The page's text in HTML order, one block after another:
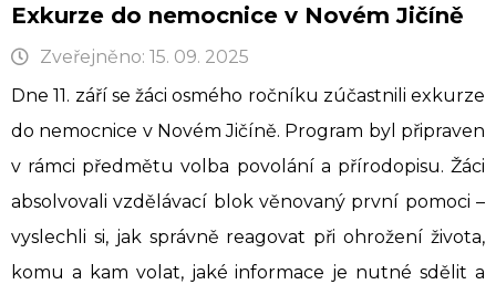
Exkurze do nemocnice v Novém Jičíně
Zveřejněno: 15. 09. 2025
Dne 11. září se žáci osmého ročníku zúčastnili exkurze
do nemocnice v Novém Jičíně. Program byl připraven
v rámci předmětu volba povolání a přírodopisu. Žáci
absolvovali vzdělávací blok věnovaný první pomoci –
vyslechli si, jak správně reagovat při ohrožení života,
komu a kam volat, jaké informace je nutné sdělit a